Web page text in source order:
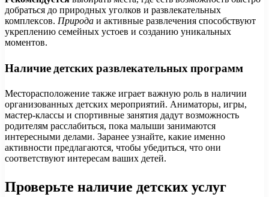
добраться до природных уголков и развлекательных
комплексов. Природа и активные развлечения способствуют
укреплению семейных устоев и созданию уникальных
моментов.
Наличие детских развлекательных программ
Месторасположение также играет важную роль в наличии
организованных детских мероприятий. Аниматоры, игры,
мастер-классы и спортивные занятия дадут возможность
родителям расслабиться, пока малыши занимаются
интересными делами. Заранее узнайте, какие именно
активности предлагаются, чтобы убедиться, что они
соответствуют интересам ваших детей.
Проверьте наличие детских услуг